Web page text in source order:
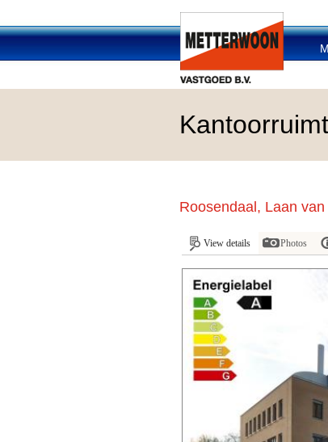
Roosendaal, Laan
View details Photos